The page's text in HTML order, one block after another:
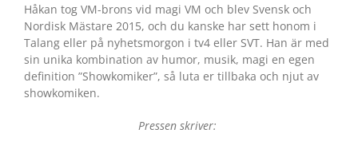
Håkan tog VM-brons vid magi VM och blev Svensk och
Nordisk Mästare 2015, och du kanske har sett honom i
Talang eller på nyhetsmorgon i tv4 eller SVT. Han är med
sin unika kombination av humor, musik, magi en egen
definition ”Showkomiker”, så luta er tillbaka och njut av
showkomiken.
Pressen skriver: